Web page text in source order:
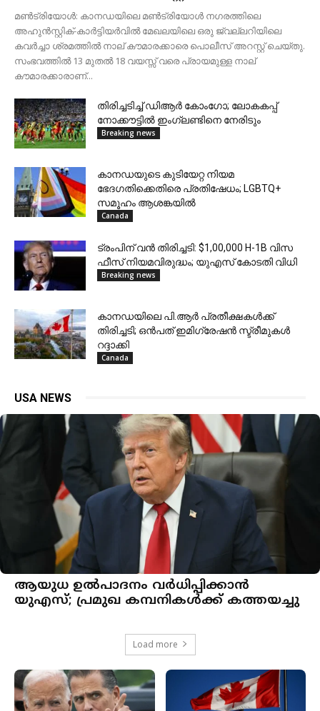
മൺട്രിയോൾ: കാനഡയിലെ മൺട്രിയോൾ നഗരത്തിലെ
അഹുൻസ്റ്റിക്-കാർട്ടിയർവിൽ മേഖലയിലെ ഒരു ജ്വല്ലറിയിലെ
കവർച്ചാ ശ്രമത്തിൽ നാല് കൗമാരക്കാരെ പൊലീസ് അറസ്റ്റ് ചെയ്തു.
സംഭവത്തിൽ 13 മുതൽ 18 വയസ്സ് വരെ പ്രായമുള്ള നാല്
കൗമാരക്കാരാണ്...
തിരിച്ചടിച്ച് ഡിആർ കോംഗോ; ലോകകപ്പ്
നോക്കൗട്ടിൽ ഇംഗ്ലണ്ടിനെ നേരിടും
Breaking news
കാനഡയുടെ കുടിയേറ്റ നിയമ
ഭേദഗതിക്കെതിരെ പ്രതിഷേധം; LGBTQ+
സമൂഹം ആശങ്കയിൽ
Canada
ട്രംപിന് വൻ തിരിച്ചടി: $1,00,000 H-1B വിസ
ഫീസ്‌ നിയമവിരുദ്ധം; യുഎസ് കോടതി വിധി
Breaking news
കാനഡയിലെ പി.ആർ പ്രതീക്ഷകൾക്ക്
തിരിച്ചടി; ഒൻപത് ഇമിഗ്രേഷൻ സ്ട്രീമുകൾ
റദ്ദാക്കി
Canada
USA NEWS
ആയുധ ഉല്‍പാദനം വര്‍ധിപ്പിക്കാന്‍
യുഎസ്; പ്രമുഖ കമ്പനികള്‍ക്ക് കത്തയച്ചു
Load more